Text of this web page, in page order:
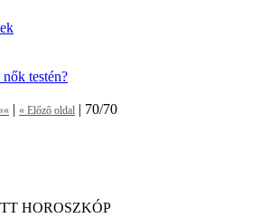
testén?
| « Előző oldal | 70/70
HOROSZKÓP